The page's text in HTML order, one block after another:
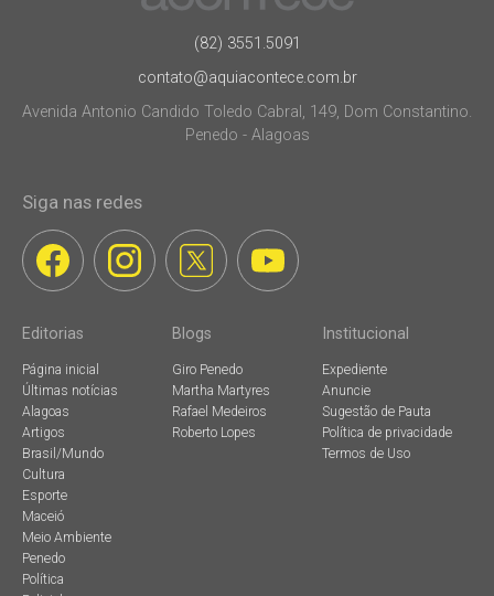
(82) 3551.5091
contato@aquiacontece.com.br
Avenida Antonio Candido Toledo Cabral, 149, Dom Constantino.
Penedo - Alagoas
Siga nas redes
Editorias
Página inicial
Últimas notícias
Alagoas
Artigos
Brasil/Mundo
Cultura
Esporte
Maceió
Meio Ambiente
Penedo
Política
Blogs
Giro Penedo
Martha Martyres
Rafael Medeiros
Roberto Lopes
Institucional
Expediente
Anuncie
Sugestão de Pauta
Política de privacidade
Termos de Uso